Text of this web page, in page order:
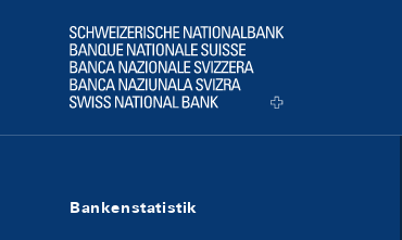
Logo
Bankenstatistik